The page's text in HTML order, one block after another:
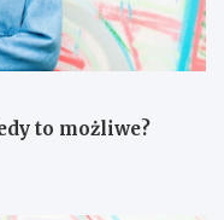
to możliwe?